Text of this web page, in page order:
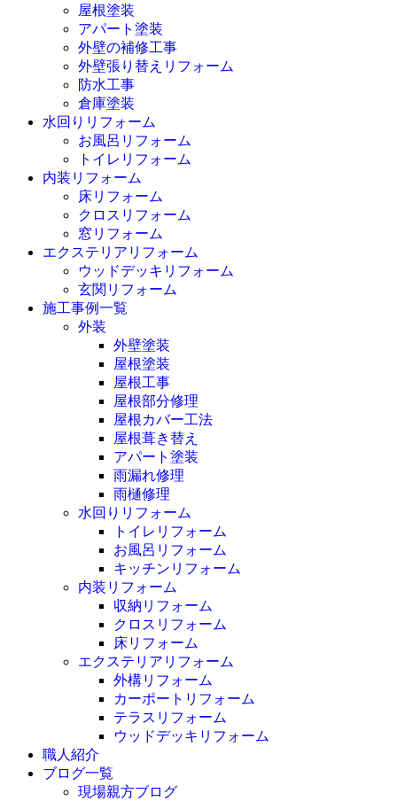
屋根塗装
アパート塗装
外壁の補修工事
外壁張り替えリフォーム
防水工事
倉庫塗装
水回りリフォーム
お風呂リフォーム
トイレリフォーム
内装リフォーム
床リフォーム
クロスリフォーム
窓リフォーム
エクステリアリフォーム
ウッドデッキリフォーム
玄関リフォーム
施工事例一覧
外装
外壁塗装
屋根塗装
屋根工事
屋根部分修理
屋根カバー工法
屋根葺き替え
アパート塗装
雨漏れ修理
雨樋修理
水回りリフォーム
トイレリフォーム
お風呂リフォーム
キッチンリフォーム
内装リフォーム
収納リフォーム
クロスリフォーム
床リフォーム
エクステリアリフォーム
外構リフォーム
カーポートリフォーム
テラスリフォーム
ウッドデッキリフォーム
職人紹介
ブログ一覧
現場親方ブログ